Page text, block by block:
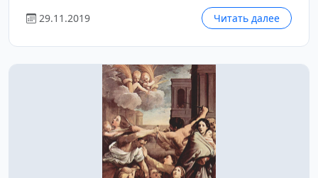
29.11.2019 Читать далее